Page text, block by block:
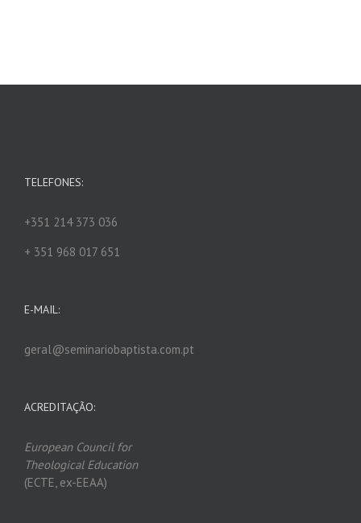
TELEFONES:
+351 214 373 036
+ 351 968 017 651
E-MAIL:
geral@seminariobaptista.com.pt
ACREDITAÇÃO:
European Council for
Theological Education
(ECTE, ex-EEAA)